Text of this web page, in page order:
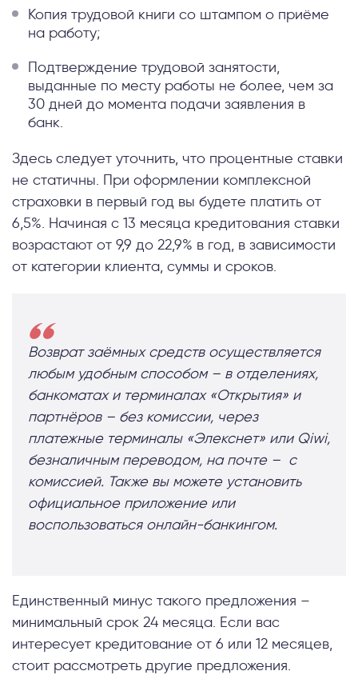
Копия трудовой книги со штампом о приёме
на работу;
Подтверждение трудовой занятости,
выданные по месту работы не более, чем за
30 дней до момента подачи заявления в
банк.
Здесь следует уточнить, что процентные ставки
не статичны. При оформлении комплексной
страховки в первый год вы будете платить от
6,5%. Начиная с 13 месяца кредитования ставки
возрастают от 9,9 до 22,9% в год, в зависимости
от категории клиента, суммы и сроков.
Возврат заёмных средств осуществляется
любым удобным способом – в отделениях,
банкоматах и терминалах «Открытия» и
партнёров – без комиссии, через
платежные терминалы «Элекснет» или Qiwi,
безналичным переводом, на почте – с
комиссией. Также вы можете установить
официальное приложение или
воспользоваться онлайн-банкингом.
Единственный минус такого предложения –
минимальный срок 24 месяца. Если вас
интересует кредитование от 6 или 12 месяцев,
стоит рассмотреть другие предложения.